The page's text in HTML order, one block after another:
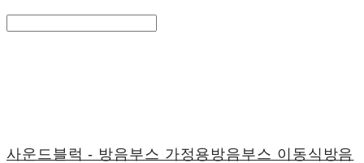
사운드블럭 - 방음부스 가정용방음부스 이동식방음